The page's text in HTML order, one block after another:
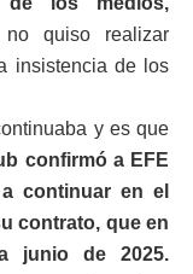
quiso realizar
insistencia de los
y es que
confirmó a EFE
continuar en el
contrato, que en
junio de 2025.